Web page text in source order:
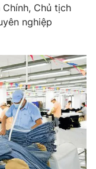
Chủ tịch
nghiệp